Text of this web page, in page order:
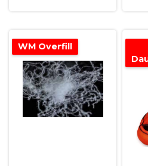
WM Overfill